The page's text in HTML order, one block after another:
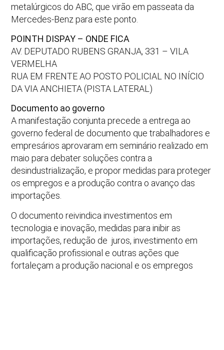
metalúrgicos do ABC, que virão em passeata da
Mercedes-Benz para este ponto.
POINTH DISPAY – ONDE FICA
AV. DEPUTADO RUBENS GRANJA, 331 – VILA
VERMELHA
RUA EM FRENTE AO POSTO POLICIAL NO INÍCIO
DA VIA ANCHIETA (PISTA LATERAL)
Documento ao governo
A manifestação conjunta precede a entrega ao
governo federal de documento que trabalhadores e
empresários aprovaram em seminário realizado em
maio para debater soluções contra a
desindustrialização, e propor medidas para proteger
os empregos e a produção contra o avanço das
importações.
O documento reivindica investimentos em
tecnologia e inovação, medidas para inibir as
importações, redução de juros, investimento em
qualificação profissional e outras ações que
fortaleçam a produção nacional e os empregos